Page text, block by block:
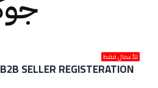
B2B SELLER REGISTERATION
للأعمال فقط